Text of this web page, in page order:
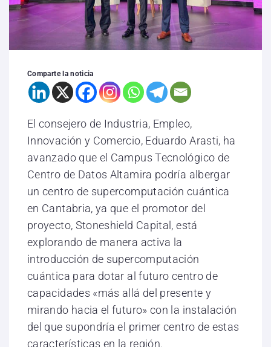
Comparte la noticia
El consejero de Industria, Empleo,
Innovación y Comercio, Eduardo Arasti, ha
avanzado que el Campus Tecnológico de
Centro de Datos Altamira podría albergar
un centro de supercomputación cuántica
en Cantabria, ya que el promotor del
proyecto, Stoneshield Capital, está
explorando de manera activa la
introducción de supercomputación
cuántica para dotar al futuro centro de
capacidades «más allá del presente y
mirando hacia el futuro» con la instalación
del que supondría el primer centro de estas
características en la región.